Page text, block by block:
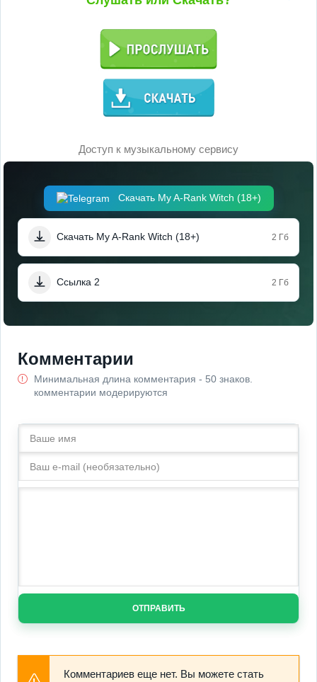
Доступ к музыкальному сервису
Скачать My A-Rank Witch (18+)
Скачать My A-Rank Witch (18+) 2 Гб
Ссылка 2 2 Гб
Комментарии
Минимальная длина комментария - 50 знаков.
комментарии модерируются
ОТПРАВИТЬ
Комментариев еще нет. Вы можете стать